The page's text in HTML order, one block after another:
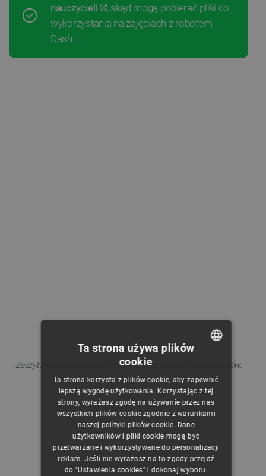
nauczycieli
, skąd mogą pobierać pliki do
wykorzystania na zajęciach z robotem
Dash.
Zeszyt zawiera różnorodne ćwiczenia dla młodych programistów.
CZECH
ENGLISH
GERMAN
Ta strona używa plików
cookie
Ta strona korzysta z plików cookie, aby zapewnić
lepszą wygodę użytkowania. Korzystając z tej
strony, wyrażasz zgodę na używanie przez nas
wszystkich plików cookie zgodnie z warunkami
naszej polityki plików cookie. Dane
użytkowników i pliki cookie mogą być
przetwarzane i wykorzystywane do personalizacji
reklam. Jeśli nie wyrażasz na to zgody przejdź
do "Ustawienia cookies" i dokonaj wyboru.